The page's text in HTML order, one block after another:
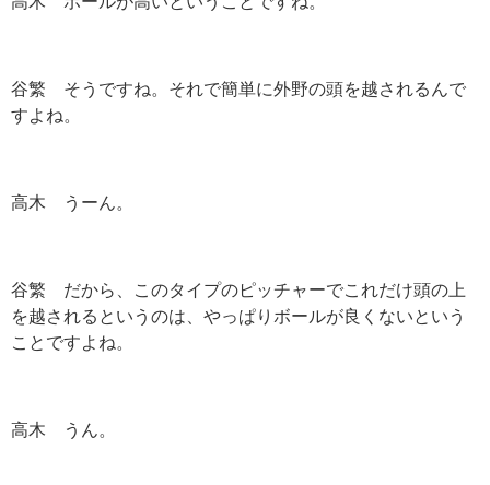
谷繁 そうですね。それで簡単に外野の頭を越されるんで
すよね。
高木 うーん。
谷繁 だから、このタイプのピッチャーでこれだけ頭の上
を越されるというのは、やっぱりボールが良くないという
ことですよね。
高木 うん。